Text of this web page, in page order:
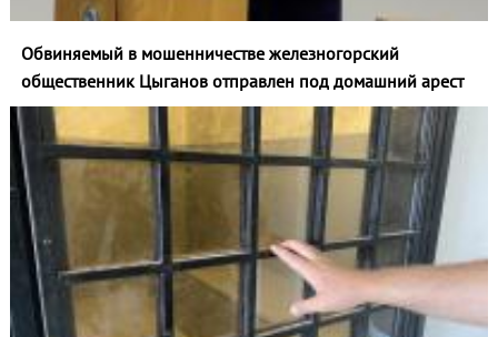
Обвиняемый в мошенничестве железногорский
общественник Цыганов отправлен под домашний арест